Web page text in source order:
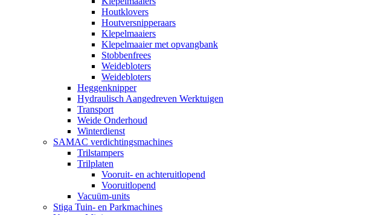
Houtklovers
Houtversnipperaars
Klepelmaaiers
Klepelmaaier met opvangbank
Stobbenfrees
Weidebloters
Weidebloters
Heggenknipper
Hydraulisch Aangedreven Werktuigen
Transport
Weide Onderhoud
Winterdienst
SAMAC verdichtingsmachines
Trilstampers
Trilplaten
Vooruit- en achteruitlopend
Vooruitlopend
Vacuüm-units
Stiga Tuin- en Parkmachines